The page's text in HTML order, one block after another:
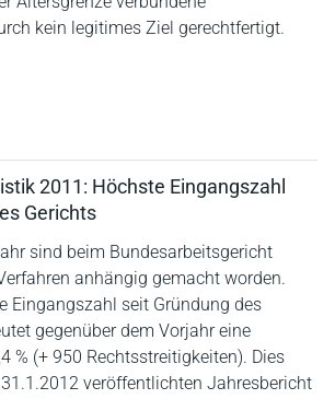
kein legitimes Ziel gerechtfertigt.
2011: Höchste Eingangszahl
Gerichts
sind beim Bundesarbeitsgericht
anhängig gemacht worden.
Eingangszahl seit Gründung des
gegenüber dem Vorjahr eine
% (+ 950 Rechtsstreitigkeiten). Dies
veröffentlichten Jahresbericht